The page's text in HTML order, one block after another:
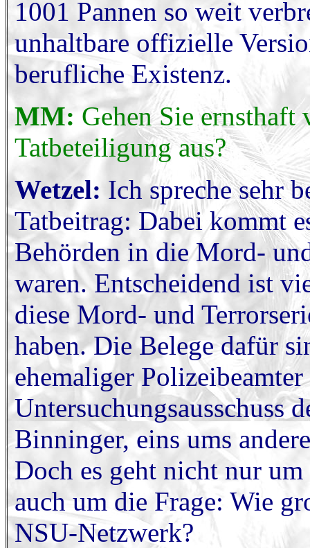
1001 Pannen so weit
unhaltbare offizielle
berufliche Existenz.
MM: Gehen Sie ernsthaft
Tatbeteiligung aus?
Wetzel: Ich spreche sehr
Tatbeitrag: Dabei kommt
Behörden in die Mord-
waren. Entscheidend ist
diese Mord- und
haben. Die Belege dafür
ehemaliger
Untersuchungsausschuss
Binninger, eins ums
Doch es geht nicht nur
auch um die Frage: Wie
NSU-Netzwerk?